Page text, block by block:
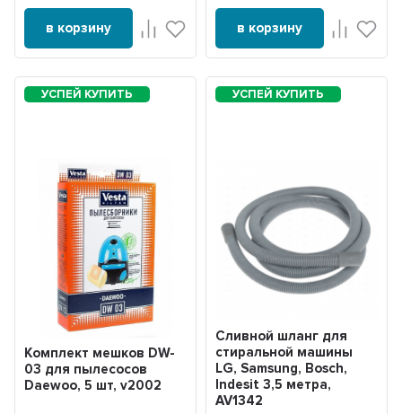
в корзину в корзину
Комплект мешков DW-
03 для пылесосов
Daewoo, 5 шт, v2002
Сливной шланг для
стиральной машины
LG, Samsung, Bosch,
Indesit 3,5 метра,
AV1342